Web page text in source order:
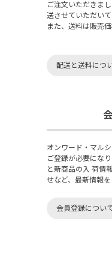
ご注文いただきま
送させていただいて
また、送料は販売
配送と送料につ
オンワード・マル
ご登録が必要にな
と新商品の入 荷情
せなど、最新情報を
会員登録につい